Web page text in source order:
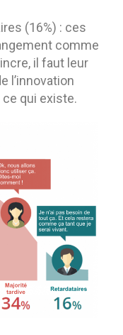
(16%) : ces
comme
il faut leur
l’innovation
qui existe.